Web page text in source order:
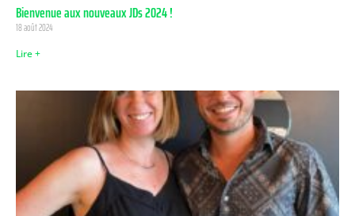
Bienvenue aux nouveaux JDs 2024 !
18 août 2024
Lire +